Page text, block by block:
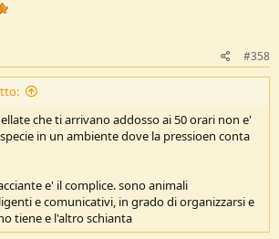
#358
che ti arrivano addosso ai 50 orari non e'
in un ambiente dove la pressioen conta
e' il complice. sono animali
e comunicativi, in grado di organizzarsi e
tiene e l'altro schianta